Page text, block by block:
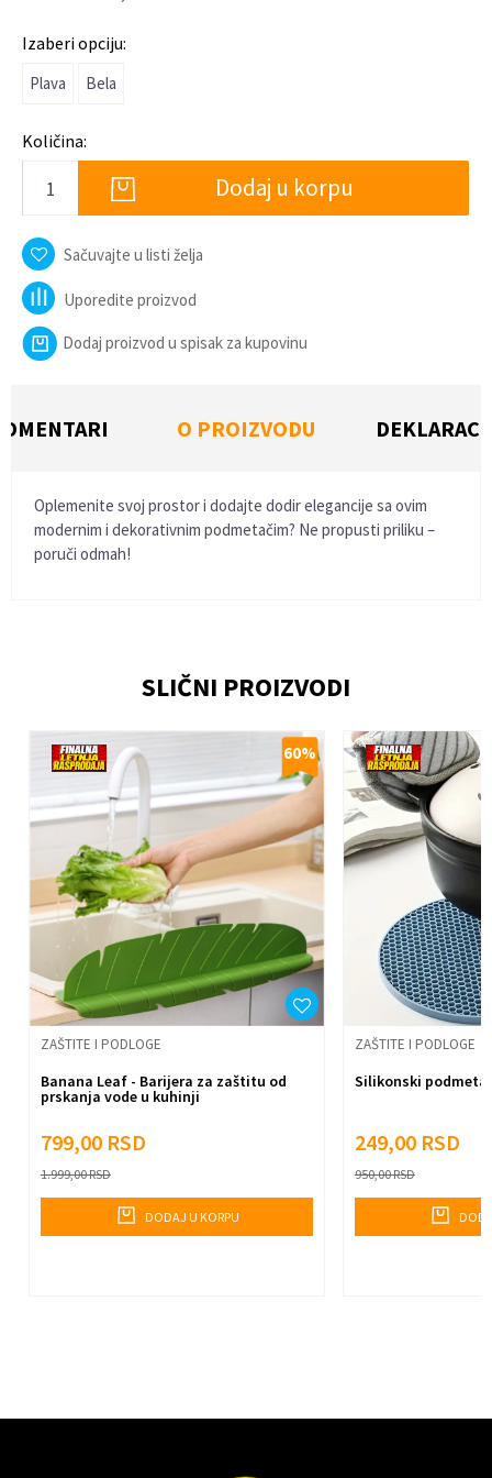
Izaberi opciju:
Plava Bela
Količina:
Dodaj u korpu
Sačuvajte u listi želja
Uporedite proizvod
Dodaj proizvod u spisak za kupovinu
O PROIZVODU
Oplemenite svoj prostor i dodajte dodir elegancije sa ovim
modernim i dekorativnim podmetačim? Ne propusti priliku –
poruči odmah!
Poruka
Anti-spam zaštita - izračunajte koliko je 2 + 3 :
SLIČNI PROIZVODI
60%
ZAŠTITE I PODLOGE
Banana Leaf - Barijera za zaštitu od
prskanja vode u kuhinji
799,00 RSD
1.999,00RSD
DODAJ U KORPU
ZAŠTITE I PODLOGE
Silikonski
249,00 RSD
950,00RSD